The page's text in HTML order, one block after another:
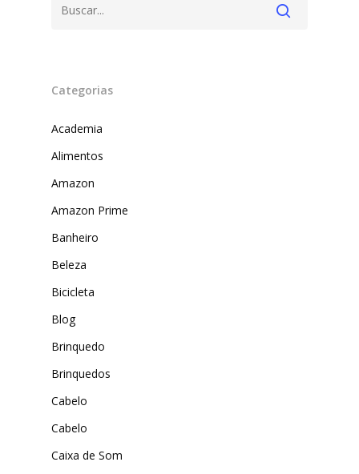
Categorias
Academia
Alimentos
Amazon
Amazon Prime
Banheiro
Beleza
Bicicleta
Blog
Brinquedo
Brinquedos
Cabelo
Cabelo
Caixa de Som